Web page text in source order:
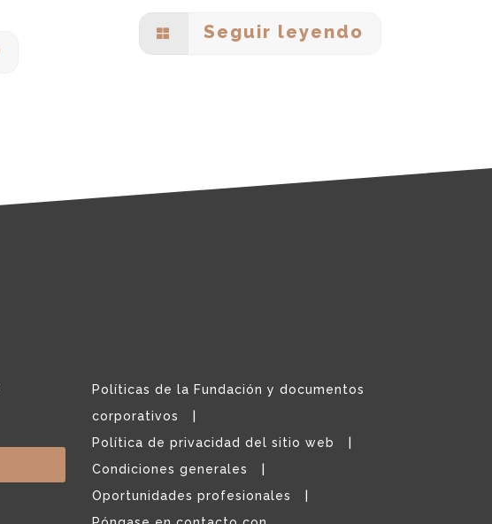
Seguir leyendo
Políticas de la Fundación y documentos
corporativos
Política de privacidad del sitio web
Condiciones generales
Oportunidades profesionales